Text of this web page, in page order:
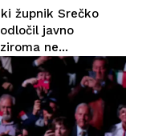
župnik Srečko
javno
ne...